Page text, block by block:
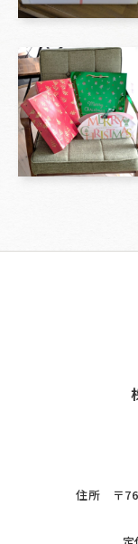
住所 〒